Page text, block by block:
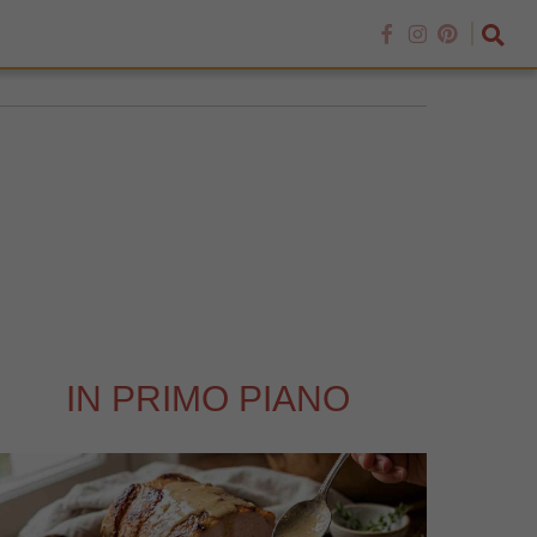
IN PRIMO PIANO